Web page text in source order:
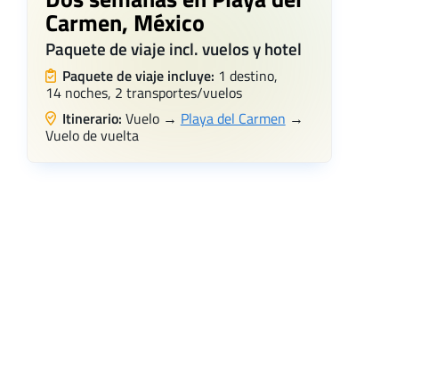
Carmen, México
Paquete de viaje incl. vuelos y hotel
Paquete de viaje incluye: 1 destino,
14 noches, 2 transportes/vuelos
Itinerario: Vuelo → Playa del Carmen →
Vuelo de vuelta